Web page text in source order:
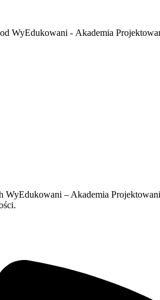
WyEdukowani - Akademia
WyEdukowani – Akademia